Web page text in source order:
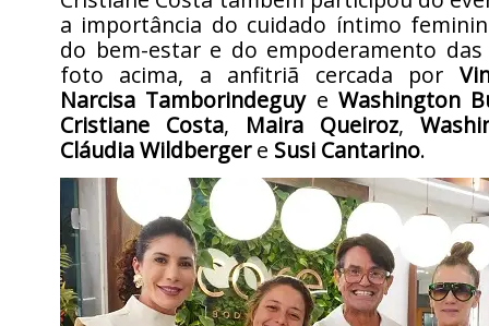
a importância do cuidado íntimo
do bem-estar e do empoderamento
foto acima, a anfitriã cercada por
Narcisa TamborindeguyeWashington
Cristiane Costa, Maira Queiroz,
Cláudia Wildbergere Susi Cantarino.